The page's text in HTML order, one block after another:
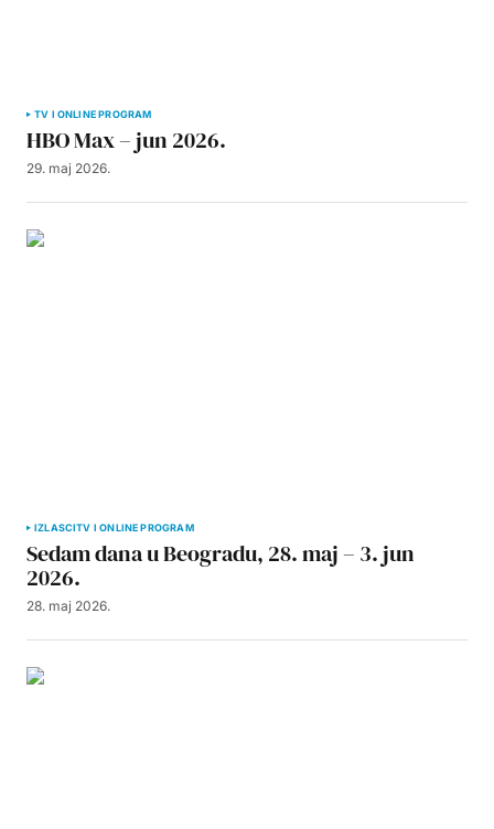
TV I ONLINE PROGRAM
HBO Max – jun 2026.
29. maj 2026.
IZLASCITV I ONLINE PROGRAM
Sedam dana u Beogradu, 28. maj – 3. jun
2026.
28. maj 2026.